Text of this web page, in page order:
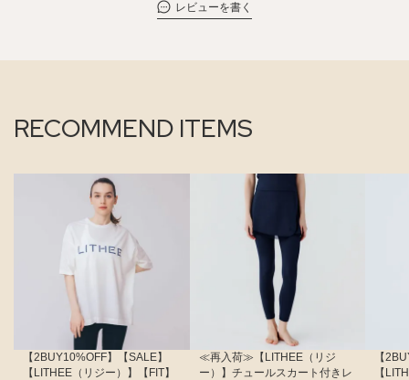
レビューを書く
RECOMMEND ITEMS
【2BUY10%OFF】【SALE】
【LITHEE（リジー）】【FIT】
≪再入荷≫【LITHEE（リジ
ー）】チュールスカート付きレ
【
【